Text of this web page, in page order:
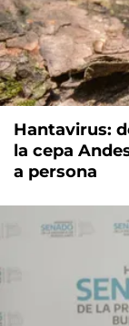
Hantavirus:
la cepa
a persona